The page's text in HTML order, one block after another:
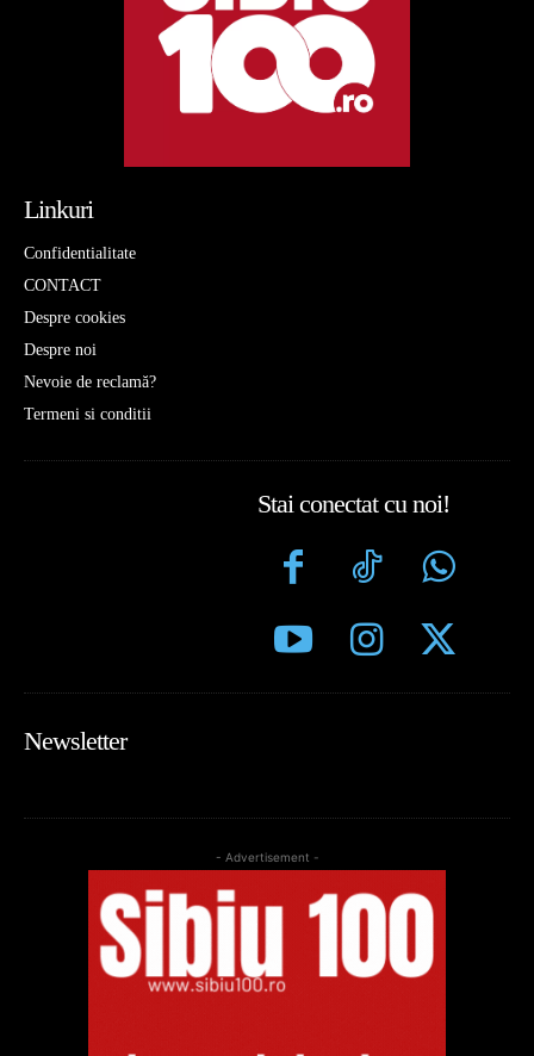
Linkuri
Confidentialitate
CONTACT
Despre cookies
Despre noi
Nevoie de reclamă?
Termeni si conditii
Stai conectat cu noi!
Newsletter
- Advertisement -